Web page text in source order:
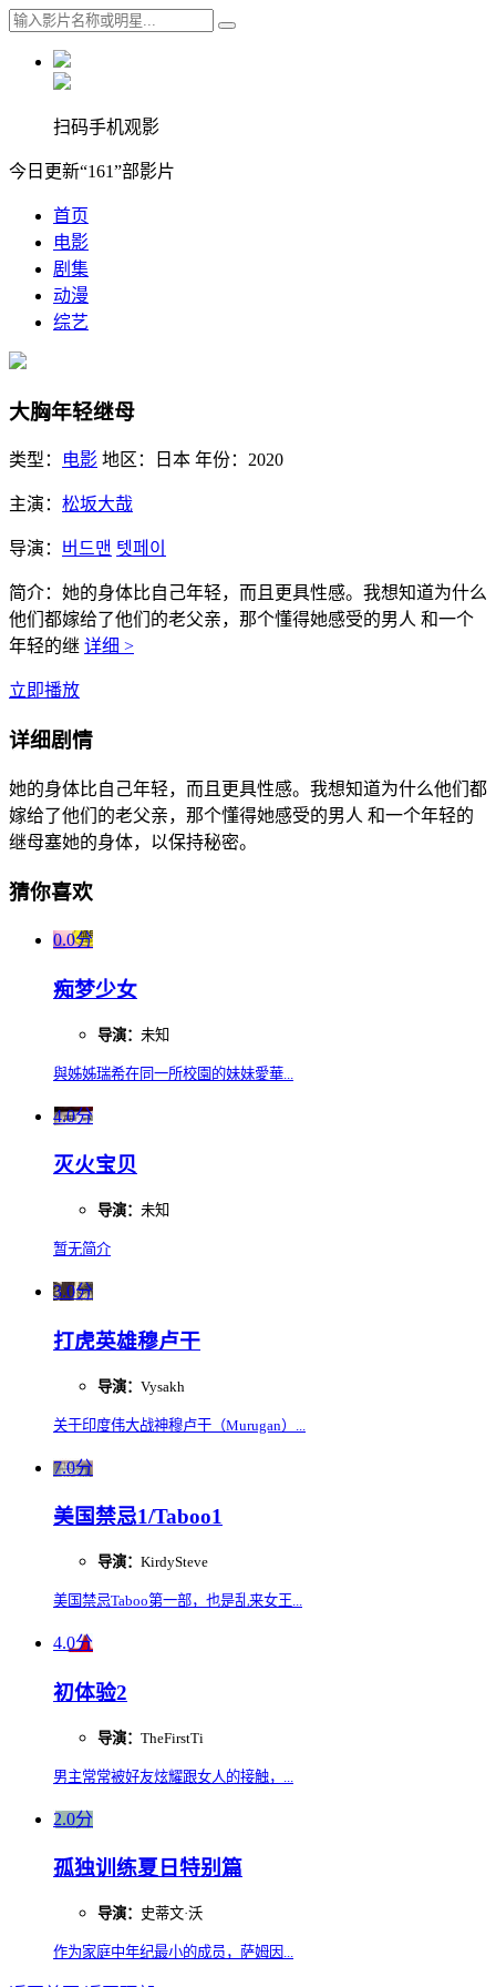
扫码手机观影
今日更新“161”部影片
首页
电影
剧集
动漫
综艺
大胸年轻继母
类型： 电影 地区： 日本 年份： 2020
主演： 松坂大哉
导演： 버드맨 텟페이
简介： 她的身体比自己年轻，而且更具性感。我想知道为什么
他们都嫁给了他们的老父亲，那个懂得她感受的男人 和一个
年轻的继 详细 >
立即播放
详细剧情
她的身体比自己年轻，而且更具性感。我想知道为什么他们都
嫁给了他们的老父亲，那个懂得她感受的男人 和一个年轻的
继母塞她的身体，以保持秘密。
猜你喜欢
0.0分
痴梦少女
导演： 未知
與姊姊瑞希在同一所校園的妹妹愛華...
4.0分
灭火宝贝
导演： 未知
暂无简介
3.0分
打虎英雄穆卢干
导演： Vysakh
关于印度伟大战神穆卢干（Murugan）...
7.0分
美国禁忌1/Taboo1
导演： KirdySteve
美国禁忌Taboo第一部，也是乱来女王...
4.0分
初体验2
导演： TheFirstTi
男主常常被好友炫耀跟女人的接触，...
2.0分
孤独训练夏日特别篇
导演： 史蒂文·沃
作为家庭中年纪最小的成员，萨姆因...